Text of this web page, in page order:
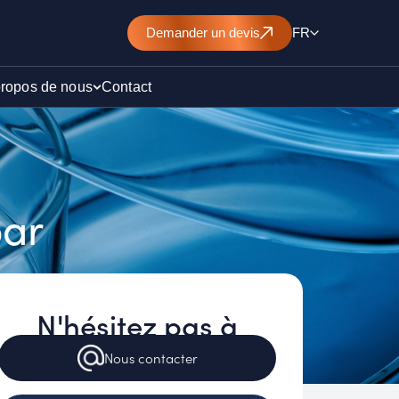
Demander un devis FR
de
de nous Contact
N'hésitez pas à
Nouscontacter